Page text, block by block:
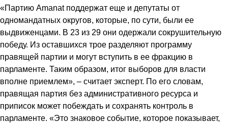
«Партию Amanat поддержат еще и депутаты от
одномандатных округов, которые, по сути, были ее
выдвиженцами. В 23 из 29 они одержали сокрушительную
победу. Из оставшихся трое разделяют программу
правящей партии и могут вступить в ее фракцию в
парламенте. Таким образом, итог выборов для власти
вполне приемлем», – считает эксперт. По его словам,
правящая партия без административного ресурса и
приписок может побеждать и сохранять контроль в
парламенте. «Это знаковое событие, которое показывает,